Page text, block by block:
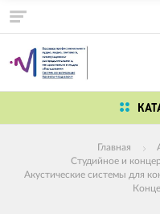
Главная
Студийное и
Акустические системы для